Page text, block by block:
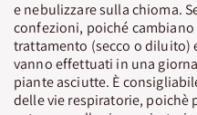
e nebulizzare sulla chioma.
confezioni, poiché
trattamento (secco o diluito)
vanno effettuati in una
piante asciutte. È
delle vie respiratorie, poichè